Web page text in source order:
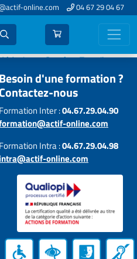
online.com 04 67 29 04 67
et Santé au Travail
- Relation Entreprises
et enjeux de
Sociétale des
de prévention
au Travail / QVCT »
Tarif
Contactez-
nous
Participants
6 à 12
Besoin d'une formation ?
Contactez-nous
Formation Inter :04.67.29.04.90
online.com
Formation Intra :04.67.29.04.98
intra@actif-online.com